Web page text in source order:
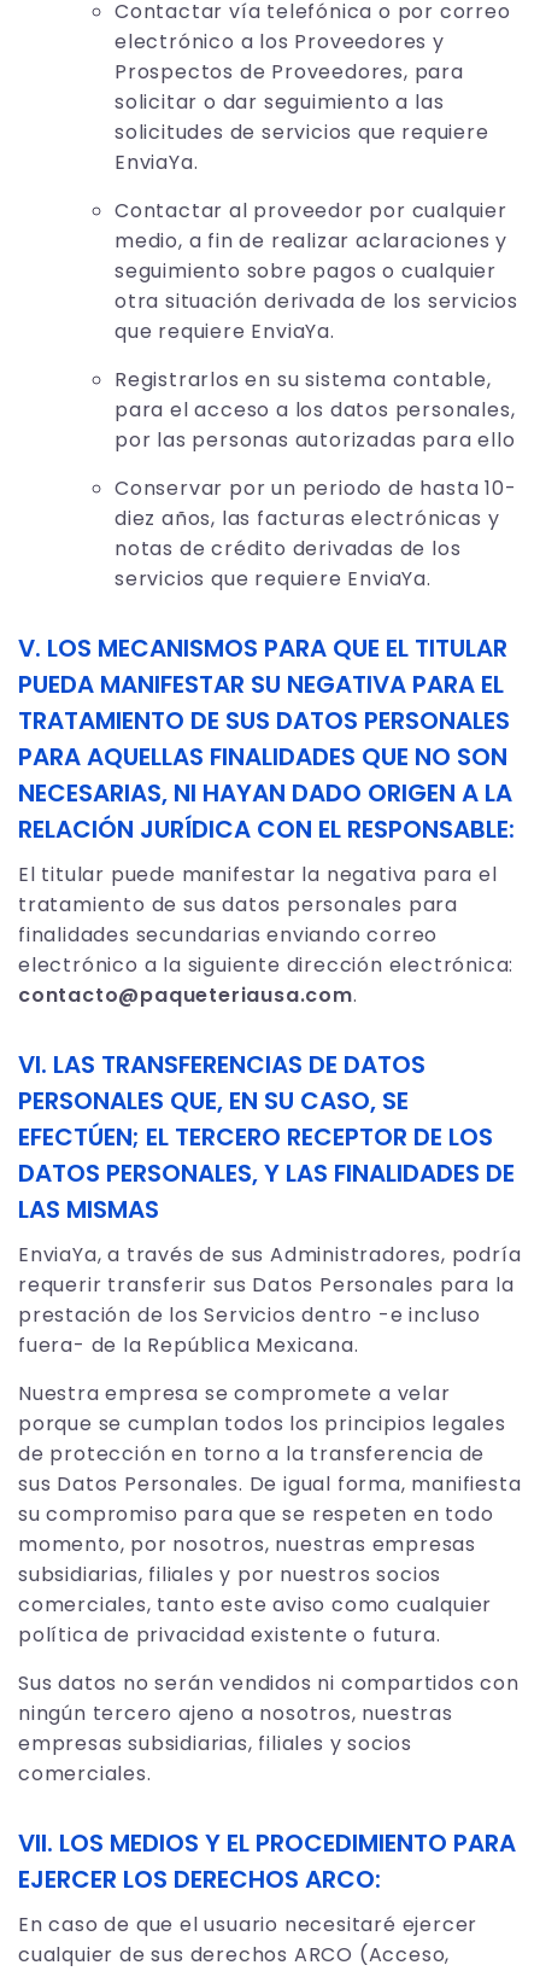
Contactar vía telefónica o por correo
electrónico a los Proveedores y
Prospectos de Proveedores, para
solicitar o dar seguimiento a las
solicitudes de servicios que requiere
EnviaYa.
Contactar al proveedor por cualquier
medio, a fin de realizar aclaraciones y
seguimiento sobre pagos o cualquier
otra situación derivada de los servicios
que requiere EnviaYa.
Registrarlos en su sistema contable,
para el acceso a los datos personales,
por las personas autorizadas para ello
Conservar por un periodo de hasta 10-
diez años, las facturas electrónicas y
notas de crédito derivadas de los
servicios que requiere EnviaYa.
V. LOS MECANISMOS PARA QUE EL TITULAR
PUEDA MANIFESTAR SU NEGATIVA PARA EL
TRATAMIENTO DE SUS DATOS PERSONALES
PARA AQUELLAS FINALIDADES QUE NO SON
NECESARIAS, NI HAYAN DADO ORIGEN A LA
RELACIÓN JURÍDICA CON EL RESPONSABLE:
El titular puede manifestar la negativa para el
tratamiento de sus datos personales para
finalidades secundarias enviando correo
electrónico a la siguiente dirección electrónica:
contacto@paqueteriausa.com.
VI. LAS TRANSFERENCIAS DE DATOS
PERSONALES QUE, EN SU CASO, SE
EFECTÚEN; EL TERCERO RECEPTOR DE LOS
DATOS PERSONALES, Y LAS FINALIDADES DE
LAS MISMAS
EnviaYa, a través de sus Administradores, podría
requerir transferir sus Datos Personales para la
prestación de los Servicios dentro -e incluso
fuera- de la República Mexicana.
Nuestra empresa se compromete a velar
porque se cumplan todos los principios legales
de protección en torno a la transferencia de
sus Datos Personales. De igual forma, manifiesta
su compromiso para que se respeten en todo
momento, por nosotros, nuestras empresas
subsidiarias, filiales y por nuestros socios
comerciales, tanto este aviso como cualquier
política de privacidad existente o futura.
Sus datos no serán vendidos ni compartidos con
ningún tercero ajeno a nosotros, nuestras
empresas subsidiarias, filiales y socios
comerciales.
VII. LOS MEDIOS Y EL PROCEDIMIENTO PARA
EJERCER LOS DERECHOS ARCO:
En caso de que el usuario necesitaré ejercer
cualquier de sus derechos ARCO (Acceso,